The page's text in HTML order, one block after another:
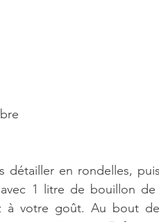
en rondelles,
1 litre de bouillon de
à votre goût. Au bout